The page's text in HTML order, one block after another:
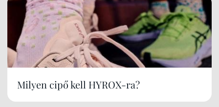
Milyen cipő kell HYROX-ra?